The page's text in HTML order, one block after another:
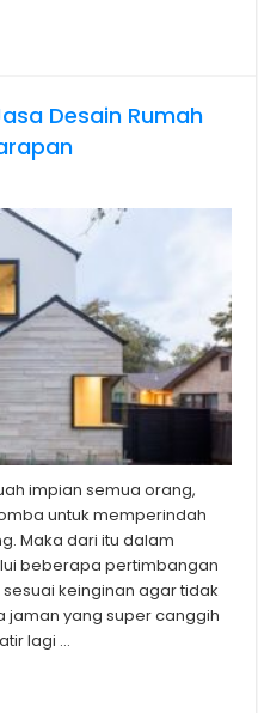
Desain Rumah
impian semua orang,
untuk memperindah
Maka dari itu dalam
beberapa pertimbangan
keinginan agar tidak
jaman yang super canggih
lagi …